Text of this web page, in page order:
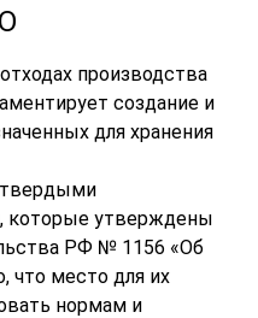
производства
создание и
для хранения
твердыми
которые утверждены
РФ № 1156 «Об
что место для их
нормам и